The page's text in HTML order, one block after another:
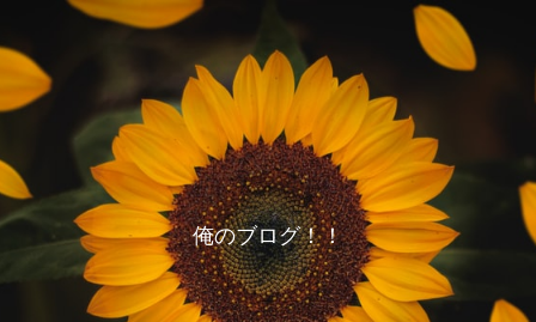
俺のブログ！！